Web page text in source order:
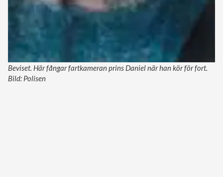
Beviset. Här fångar fartkameran prins Daniel när han kör för fort.
Bild: Polisen